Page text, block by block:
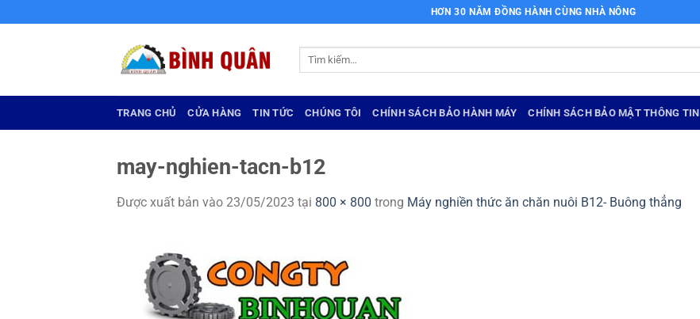
qua
HƠN 30 NĂM ĐỒNG HÀNH CÙNG NHÀ NÔNG
TRANG CHỦ CỬA HÀNG TIN TỨC CHÚNG TÔI CHÍNH SÁCH BẢO HÀNH MÁY CHÍNH SÁCH BẢO MẬT THÔNG TIN
may-nghien-tacn-b12
Được xuất bản vào 23/05/2023 tại 800 × 800 trong Máy nghiền thức ăn chăn nuôi B12- Buông thẳng